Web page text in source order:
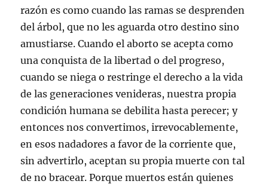
razón es como cuando las ramas se desprenden
del árbol, que no les aguarda otro destino sino
amustiarse. Cuando el aborto se acepta como
una conquista de la libertad o del progreso,
cuando se niega o restringe el derecho a la vida
de las generaciones venideras, nuestra propia
condición humana se debilita hasta perecer; y
entonces nos convertimos, irrevocablemente,
en esos nadadores a favor de la corriente que,
sin advertirlo, aceptan su propia muerte con tal
de no bracear. Porque muertos están quienes